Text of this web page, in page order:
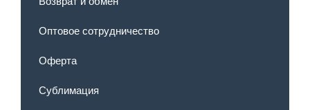
Оптовое сотрудничество
Оферта
Сублимация